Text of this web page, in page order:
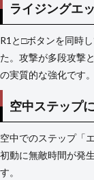
ライジングエ
R1と□ボタンを同時
た。攻撃が多段攻撃
の実質的な強化です。
空中ステップ
空中でのステップ「
初動に無敵時間が発
す。